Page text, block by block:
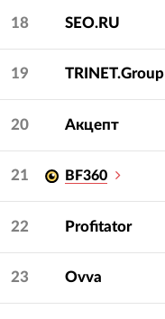
18 SEO.RU
19 TRINET.Group
20 Акцепт
21 BF360
22 Profitator
23 Ovva